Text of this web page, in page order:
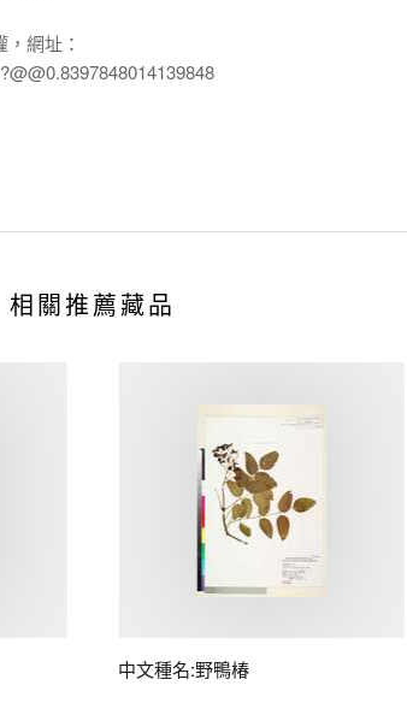
網址：
相關推薦藏品
中文種名:野鴨椿